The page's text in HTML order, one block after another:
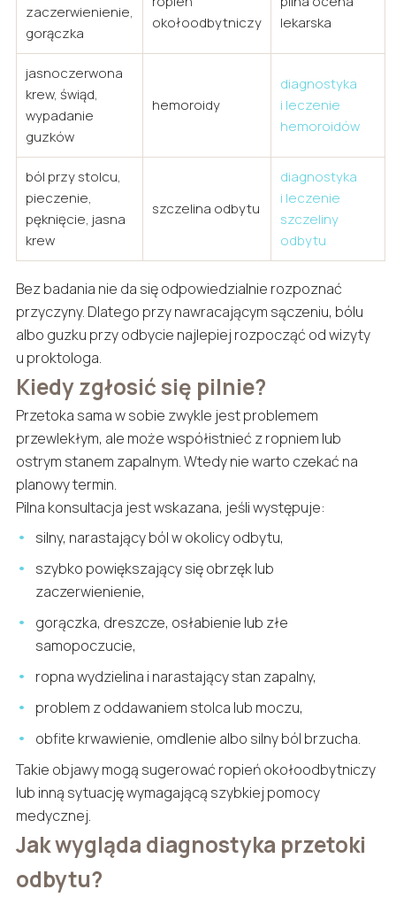
zaczerwienienie,
gorączka
okołoodbytniczy
lekarska
jasnoczerwona
krew, świąd,
wypadanie
guzków
hemoroidy
diagnostyka
i leczenie
hemoroidów
ból przy stolcu,
pieczenie,
pęknięcie, jasna
krew
szczelina odbytu
diagnostyka
i leczenie
szczeliny
odbytu
Bez badania nie da się odpowiedzialnie rozpoznać
przyczyny. Dlatego przy nawracającym sączeniu, bólu
albo guzku przy odbycie najlepiej rozpocząć od wizyty
u proktologa.
Kiedy zgłosić się pilnie?
Przetoka sama w sobie zwykle jest problemem
przewlekłym, ale może współistnieć z ropniem lub
ostrym stanem zapalnym. Wtedy nie warto czekać na
planowy termin.
Pilna konsultacja jest wskazana, jeśli występuje:
silny, narastający ból w okolicy odbytu,
szybko powiększający się obrzęk lub
zaczerwienienie,
gorączka, dreszcze, osłabienie lub złe
samopoczucie,
ropna wydzielina i narastający stan zapalny,
problem z oddawaniem stolca lub moczu,
obfite krwawienie, omdlenie albo silny ból brzucha.
Takie objawy mogą sugerować ropień okołoodbytniczy
lub inną sytuację wymagającą szybkiej pomocy
medycznej.
Jak wygląda diagnostyka przetoki
odbytu?